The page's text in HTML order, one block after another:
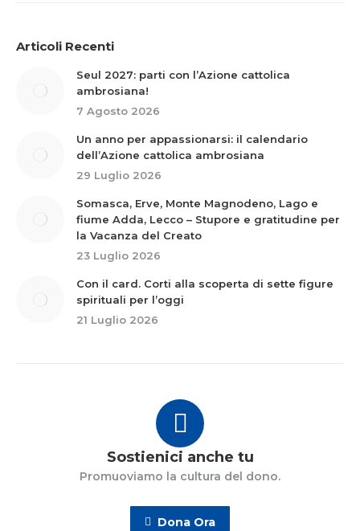
Articoli Recenti
Seul 2027: parti con l’Azione cattolica
ambrosiana!
7 Agosto 2026
Un anno per appassionarsi: il calendario
dell’Azione cattolica ambrosiana
29 Luglio 2026
Somasca, Erve, Monte Magnodeno, Lago e
fiume Adda, Lecco – Stupore e gratitudine per
la Vacanza del Creato
23 Luglio 2026
Con il card. Corti alla scoperta di sette figure
spirituali per l’oggi
21 Luglio 2026
Sostienici anche tu
Promuoviamo la cultura del dono.
Dona Ora